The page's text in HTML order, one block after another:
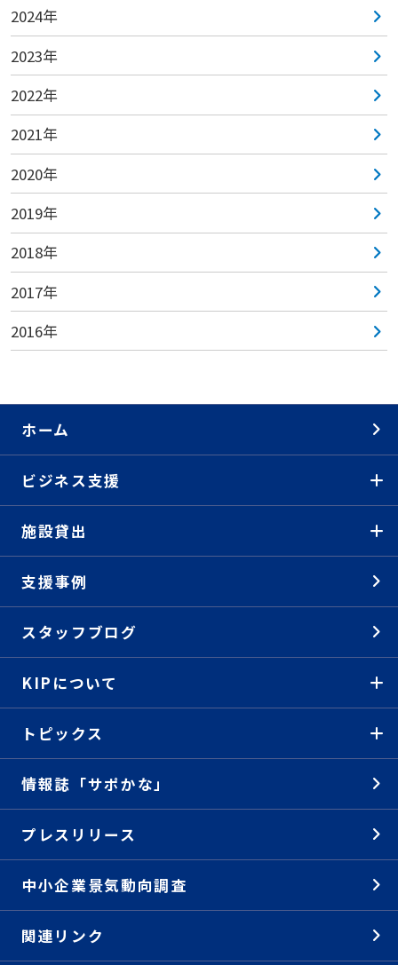
2024年
2023年
2022年
2021年
2020年
2019年
2018年
2017年
2016年
ホーム
ビジネス支援
施設貸出
支援事例
スタッフブログ
KIPについて
トピックス
情報誌「サポかな」
プレスリリース
中小企業景気動向調査
関連リンク